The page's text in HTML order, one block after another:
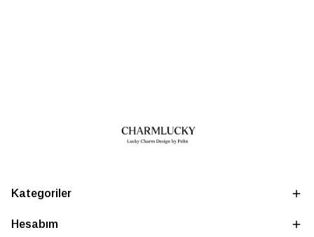
Kategoriler
Hesabım